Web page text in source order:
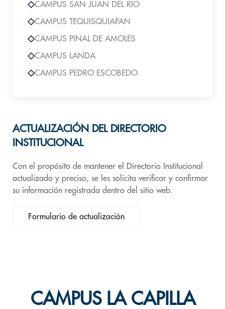
CAMPUS SAN JUAN DEL RÍO
CAMPUS TEQUISQUIAPAN
CAMPUS PINAL DE AMOLES
CAMPUS LANDA
CAMPUS PEDRO ESCOBEDO
ACTUALIZACIÓN DEL DIRECTORIO
INSTITUCIONAL
Con el propósito de mantener el Directorio Institucional
actualizado y preciso, se les solicita verificar y confirmar
su información registrada dentro del sitio web.
Formulario de actualización
CAMPUS LA CAPILLA